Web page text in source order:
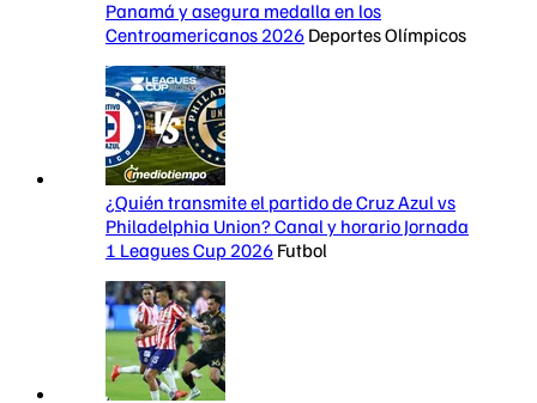
Panamá y asegura medalla en los
Centroamericanos 2026 Deportes Olímpicos
¿Quién transmite el partido de Cruz Azul vs
Philadelphia Union? Canal y horario Jornada
1 Leagues Cup 2026 Futbol